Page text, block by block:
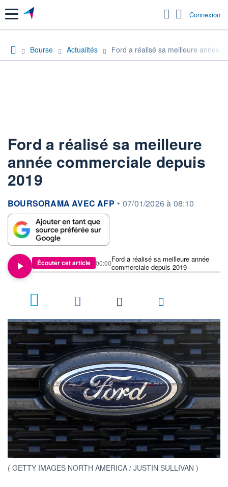
Menu Connexion
Bourse Actualités Ford a réalisé sa meilleure année
Ford a réalisé sa meilleure
année commerciale depuis
2019
information fournie par
BOURSORAMA AVEC AFP • 07/01/2026 à 08:10
Écouter cet article
Ford a réalisé sa meilleure année
commerciale depuis 2019
00:00
( GETTY IMAGES NORTH AMERICA / JUSTIN SULLIVAN )